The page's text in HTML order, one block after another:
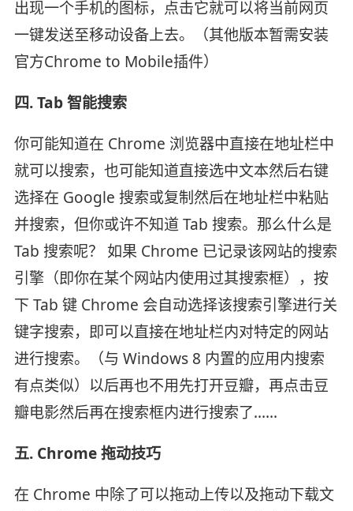
出现一个手机的图标，点击它就可以将当前网页
一键发送至移动设备上去。（其他版本暂需安装
官方Chrome to Mobile插件）
四. Tab 智能搜索
你可能知道在 Chrome 浏览器中直接在地址栏中
就可以搜索，也可能知道直接选中文本然后右键
选择在 Google 搜索或复制然后在地址栏中粘贴
并搜索，但你或许不知道 Tab 搜索。那么什么是
Tab 搜索呢？ 如果 Chrome 已记录该网站的搜索
引擎（即你在某个网站内使用过其搜索框），按
下 Tab 键 Chrome 会自动选择该搜索引擎进行关
键字搜索，即可以直接在地址栏内对特定的网站
进行搜索。（与 Windows 8 内置的应用内搜索
有点类似）以后再也不用先打开豆瓣，再点击豆
瓣电影然后再在搜索框内进行搜索了……
五. Chrome 拖动技巧
在 Chrome 中除了可以拖动上传以及拖动下载文